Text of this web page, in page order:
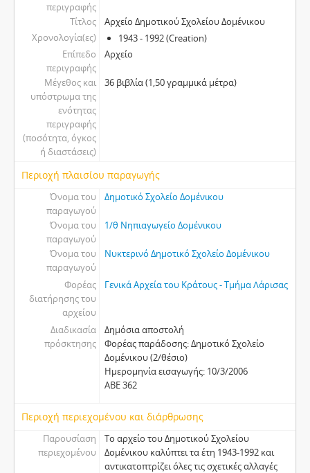
περιγραφής
Τίτλος
Αρχείο Δημοτικού Σχολείου Δομένικου
Χρονολογία(ες)
1943 - 1992 (Creation)
Επίπεδο
περιγραφής
Αρχείο
Μέγεθος και
υπόστρωμα της
ενότητας
περιγραφής
(ποσότητα, όγκος
ή διαστάσεις)
36 βιβλία (1,50 γραμμικά μέτρα)
Περιοχή πλαισίου παραγωγής
Όνομα του
παραγωγού
Δημοτικό Σχολείο Δομένικου
Όνομα του
παραγωγού
1/θ Νηπιαγωγείο Δομένικου
Όνομα του
παραγωγού
Νυκτερινό Δημοτικό Σχολείο Δομένικου
Φορέας
διατήρησης του
αρχείου
Γενικά Αρχεία του Κράτους - Τμήμα Λάρισας
Διαδικασία
πρόσκτησης
Δημόσια αποστολή
Φορέας παράδοσης: Δημοτικό Σχολείο
Δομένικου (2/θέσιο)
Ημερομηνία εισαγωγής: 10/3/2006
ΑΒΕ 362
Περιοχή περιεχομένου και διάρθρωσης
Παρουσίαση
περιεχομένου
Το αρχείο του Δημοτικού Σχολείου
Δομένικου καλύπτει τα έτη 1943-1992 και
αντικατοπτρίζει όλες τις σχετικές αλλαγές